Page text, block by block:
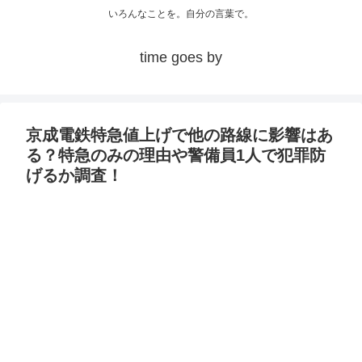
いろんなことを。自分の言葉で。
time goes by
京成電鉄特急値上げで他の路線に影響はあ
る？特急のみの理由や警備員1人で犯罪防
げるか調査！